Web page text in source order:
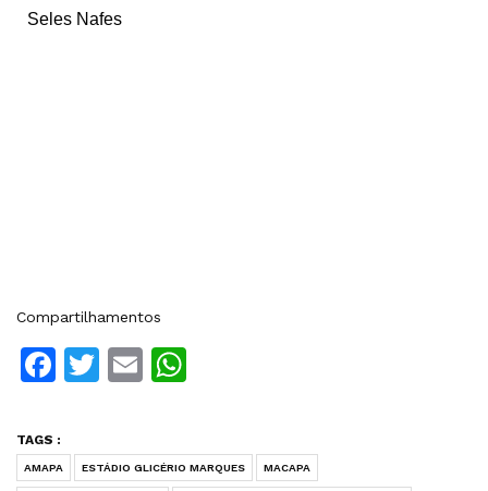
Seles Nafes
Compartilhamentos
Facebook
Twitter
Email
TAGS :
AMAPA ESTÁDIO GLICÉRIO MARQUES MACAPA